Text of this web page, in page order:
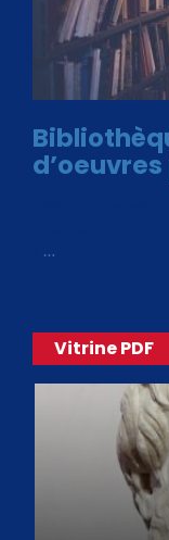
…
Vitrine PDF